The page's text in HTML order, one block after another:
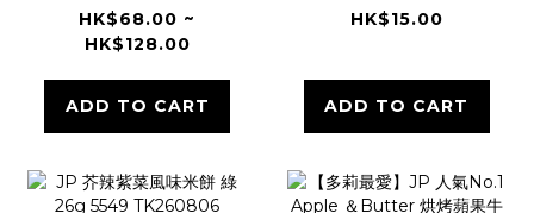
1128 TK260806
HK$68.00 ~
HK$128.00
ADD TO CART
TK260806
HK$15.00
ADD TO CART